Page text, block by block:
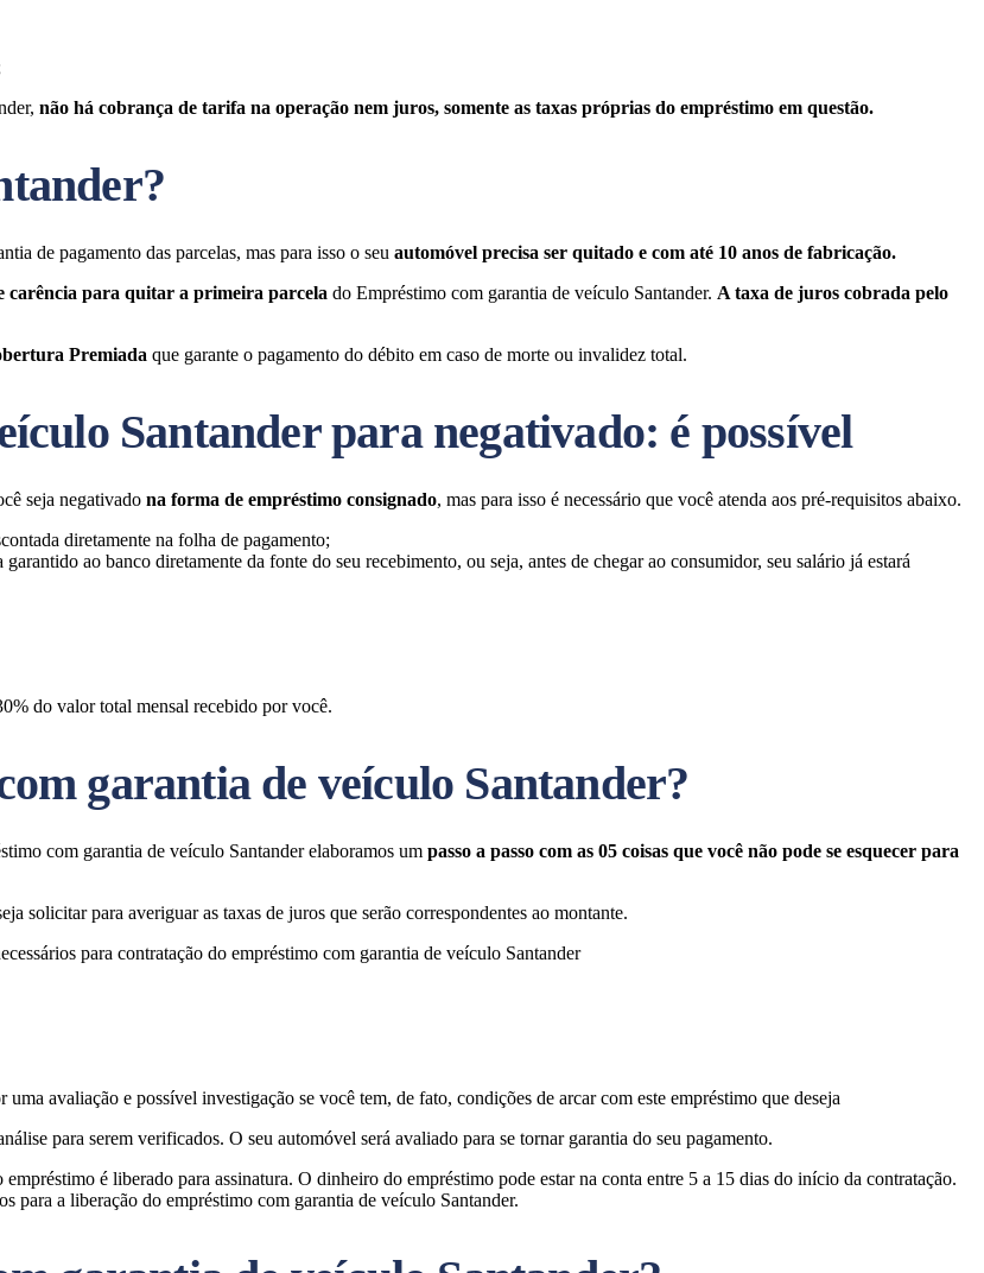
não há cobrança de tarifa na operação nem juros, somente as taxas próprias do empréstimo em questão.
de pagamento das parcelas, mas para isso o seu automóvel precisa ser quitado e com até 10 anos de fabricação.
carência para quitar a primeira parcela do Empréstimo com garantia de veículo Santander. A taxa de juros cobrada pelo
Premiada que garante o pagamento do débito em caso de morte ou invalidez total.
Santander para negativado: é possível
seja negativado na forma de empréstimo consignado, mas para isso é necessário que você atenda aos pré-requisitos abaixo.
diretamente na folha de pagamento;
ao banco diretamente da fonte do seu recebimento, ou seja, antes de chegar ao consumidor, seu salário já estará
do valor total mensal recebido por você.
garantia de veículo Santander?
com garantia de veículo Santander elaboramos um passo a passo com as 05 coisas que você não pode se esquecer para
solicitar para averiguar as taxas de juros que serão correspondentes ao montante.
para contratação do empréstimo com garantia de veículo Santander
avaliação e possível investigação se você tem, de fato, condições de arcar com este empréstimo que deseja
para serem verificados. O seu automóvel será avaliado para se tornar garantia do seu pagamento.
é liberado para assinatura. O dinheiro do empréstimo pode estar na conta entre 5 a 15 dias do início da contratação.
para a liberação do empréstimo com garantia de veículo Santander.